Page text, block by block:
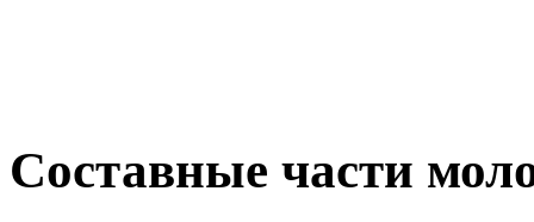
Составные части